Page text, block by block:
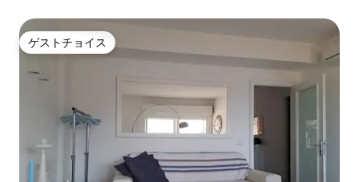
ゲストチョイス
ゲストチョイス